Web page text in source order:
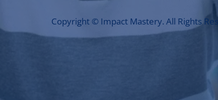
Copyright © Impact Mastery. All Rights